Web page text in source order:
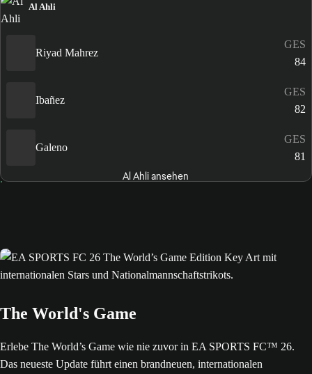
Al Ahli
Riyad Mahrez
GES
84
Ibañez
GES
82
Galeno
GES
81
Al Ahli ansehen
The World's Game
Erlebe The World’s Game wie nie zuvor in EA SPORTS FC™ 26.
Das neueste Update führt einen brandneuen, internationalen